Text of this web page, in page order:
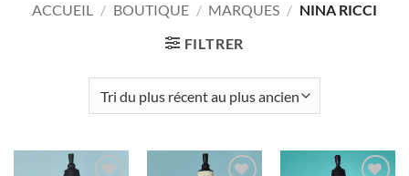
ACCUEIL / BOUTIQUE / MARQUES / NINA RICCI
FILTRER